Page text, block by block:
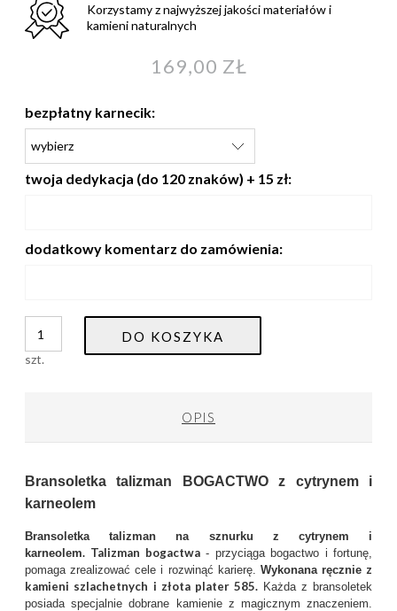
Korzystamy z najwyższej jakości materiałów i
kamieni naturalnych
169,00 ZŁ
bezpłatny karnecik:
twoja dedykacja (do 120 znaków) + 15 zł:
dodatkowy komentarz do zamówienia:
szt.
DO KOSZYKA
OPIS
Bransoletka talizman BOGACTWO z cytrynem i
karneolem
Bransoletka talizman na sznurku z cytrynem i
karneolem. Talizman bogactwa- przyciąga bogactwo i fortunę,
pomaga zrealizować cele i rozwinąć karierę. Wykonana ręcznie z
kamieni szlachetnych i złota plater 585. Każda z bransoletek
posiada specjalnie dobrane kamienie z magicznym znaczeniem.